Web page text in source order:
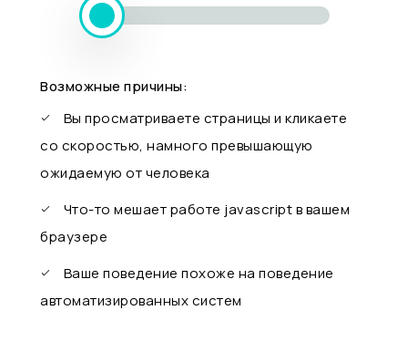
Возможные причины:
Вы просматриваете страницы и кликаете
со скоростью, намного превышающую
ожидаемую от человека
Что-то мешает работе javascript в вашем
браузере
Ваше поведение похоже на поведение
автоматизированных систем